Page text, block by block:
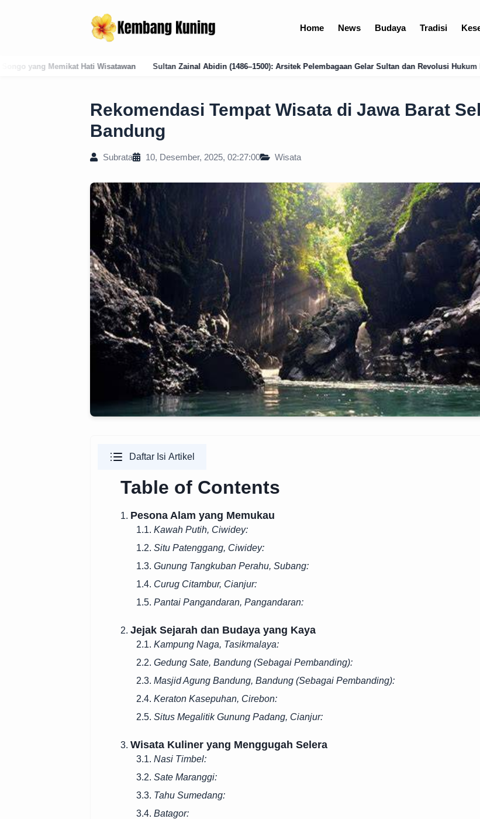
Home News Budaya Tradisi
Sultan Zainal Abidin (1486–1500): Arsitek Pelembagaan Gelar Sultan dan Revolusi Hukum Islam Analisis Mendalam:
Rekomendasi Tempat Wisata di Jawa Barat
Bandung
Subrata 10, Desember, 2025, 02:27:00 Wisata
Daftar Isi Artikel
Table of Contents
1. Pesona Alam yang Memukau
1.1. Kawah Putih, Ciwidey:
1.2. Situ Patenggang, Ciwidey:
1.3. Gunung Tangkuban Perahu, Subang:
1.4. Curug Citambur, Cianjur:
1.5. Pantai Pangandaran, Pangandaran:
2. Jejak Sejarah dan Budaya yang Kaya
2.1. Kampung Naga, Tasikmalaya:
2.2. Gedung Sate, Bandung (Sebagai Pembanding):
2.3. Masjid Agung Bandung, Bandung (Sebagai Pembanding):
2.4. Keraton Kasepuhan, Cirebon:
2.5. Situs Megalitik Gunung Padang, Cianjur:
3. Wisata Kuliner yang Menggugah Selera
3.1. Nasi Timbel:
3.2. Sate Maranggi:
3.3. Tahu Sumedang:
3.4. Batagor: